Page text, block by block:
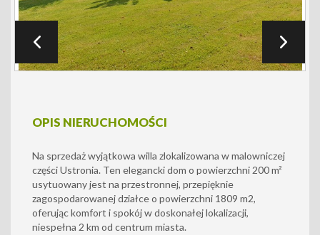
OPIS NIERUCHOMOŚCI
Na sprzedaż wyjątkowa willa zlokalizowana w malowniczej
części Ustronia. Ten elegancki dom o powierzchni 200 m²
usytuowany jest na przestronnej, przepięknie
zagospodarowanej działce o powierzchni 1809 m2,
oferując komfort i spokój w doskonałej lokalizacji,
niespełna 2 km od centrum miasta.